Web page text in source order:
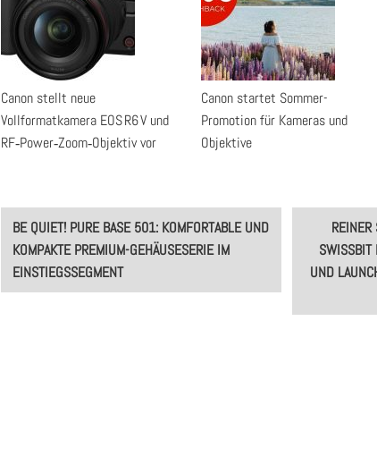
Canon stellt neue
Vollformatkamera EOS R6 V und
RF‑Power‑Zoom‑Objektiv vor
Canon startet Sommer-
Promotion für Kameras und
Objektive
Post
navigation
BE QUIET! PURE BASE 501: KOMFORTABLE UND
KOMPAKTE PREMIUM-GEHÄUSESERIE IM
EINSTIEGSSEGMENT
REINER
UND